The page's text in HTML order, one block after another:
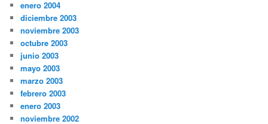
enero 2004
diciembre 2003
noviembre 2003
octubre 2003
junio 2003
mayo 2003
marzo 2003
febrero 2003
enero 2003
noviembre 2002